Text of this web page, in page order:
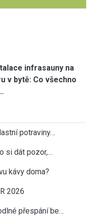
infrasauny na
v bytě: Co všechno
potraviny…
si dát pozor,…
kávy doma?
2026
přespání be…